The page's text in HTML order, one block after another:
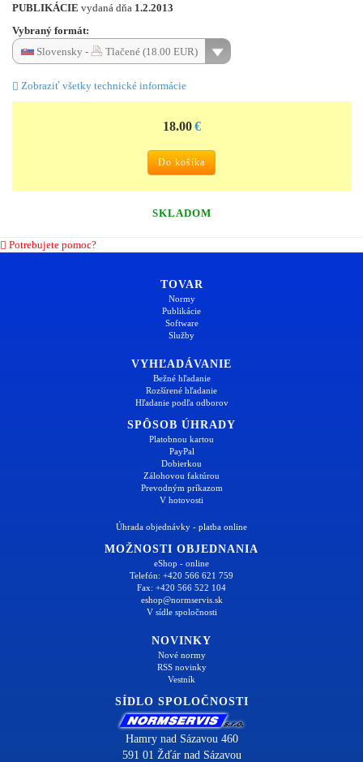
PUBLIKÁCIE vydaná dňa 1.2.2013
Vybraný formát:
Slovensky -
Tlačené (18.00 EUR)
Zobraziť všetky technické informácie
18.00 €
Do košíka
SKLADOM
Potrebujete pomoc?
TOVAR
Normy
Publikácie
Software
Služby
VYHĽADÁVANIE
Bežné hľadanie
Rozšírené hľadanie
Hľadanie podľa odborov
SPÔSOB ÚHRADY
Platobnou kartou
PayPal
Dobierkou
Zálohovou faktúrou
Prevodným príkazom
V hotovosti
Úhrada objednávky - platba online
MOŽNOSTI OBJEDNANIA
eShop - online
Telefón: +420 566 621 759
Fax: +420 566 522 104
eshop@normservis.sk
V sídle spoločnosti
NOVINKY
Nové normy
RSS novinky
Vestník
SÍDLO SPOLOČNOSTI
Hamry nad Sázavou 460
591 01 Žďár nad Sázavou